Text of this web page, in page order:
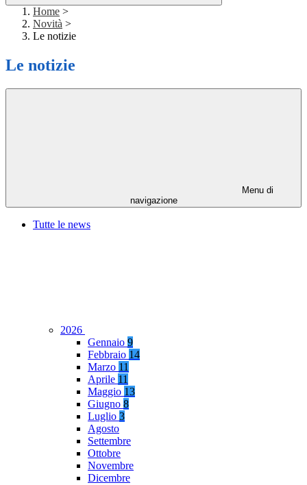
Home >
Novità >
Le notizie
Le notizie
Menu di
navigazione
Tutte le news
2026
Gennaio 9
Febbraio 14
Marzo 11
Aprile 11
Maggio 13
Giugno 8
Luglio 3
Agosto
Settembre
Ottobre
Novembre
Dicembre